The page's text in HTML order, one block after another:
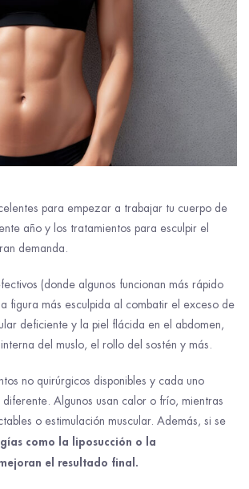
para empezar a trabajar tu cuerpo de
año y los tratamientos para esculpir el
demanda.
(donde algunos funcionan más rápido
figura más esculpida al combatir el exceso de
deficiente y la piel flácida en el abdomen,
del muslo, el rollo del sostén y más.
no quirúrgicos disponibles y cada uno
Algunos usan calor o frío, mientras
o estimulación muscular. Además, si se
como la liposucción o la
el resultado final.